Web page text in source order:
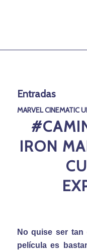
Entradas
MARVEL CINEMATIC
IRON
No quise ser
película es